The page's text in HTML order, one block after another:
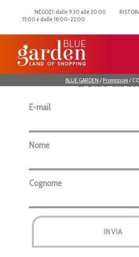
NEGOZI: dalle 9:30 alle 20:00
15:00 e dalle 18:00-22:00
BLUE GARDEN / Promozioni /
Iscriviti alla newsletter
sempre aggiornato con le
di Blue
E-mail
Nome
Cognome